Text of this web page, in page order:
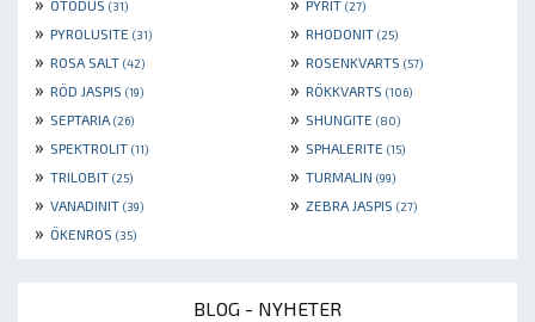
OTODUS (31) PYRIT (27)
» PYROLUSITE (31) » RHODONIT (25)
» ROSA SALT (42) » ROSENKVARTS (57)
» RÖD JASPIS (19) » RÖKKVARTS (106)
» SEPTARIA (26) » SHUNGITE (80)
» SPEKTROLIT (11) » SPHALERITE (15)
» TRILOBIT (25) » TURMALIN (99)
» VANADINIT (39) » ZEBRA JASPIS (27)
» ÖKENROS (35)
BLOG - NYHETER